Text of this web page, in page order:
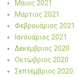
Μάιος 2021
Μάρτιος 2021
Φεβρουάριος 2021
Ιανουάριος 2021
Δεκέμβριος 2020
Οκτώβριος 2020
Σεπτέμβριος 2020